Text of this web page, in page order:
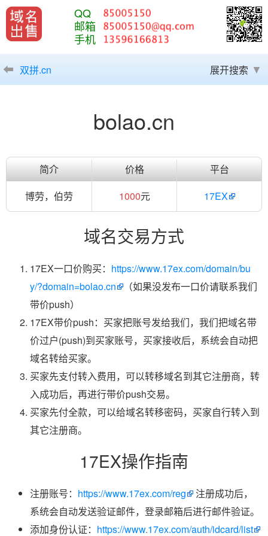
QQ
邮箱
手机
双拼.cn 展开搜索
bolao.cn
简介 价格
平台
博劳，伯劳
1000元 17EX
域名交易方式
17EX一口价购买： https://www.17ex.com/domain/bu
y/?domain=bolao.cn
（如果没发布一口价请联系我们
带价push）
17EX带价push：买家把账号发给我们，我们把域名带
价过户(push)到买家账号，买家接收后，系统会自动把
域名转给买家。
买家先支付转入费用，可以转移域名到其它注册商，转
入成功后，再进行带价push交易。
买家先付全款，可以给域名转移密码，买家自行转入到
其它注册商。
17EX操作指南
注册账号： https://www.17ex.com/reg
注册成功后，
系统会自动发送验证邮件，登录邮箱后进行邮件验证。
添加身份认证： https://www.17ex.com/auth/idcard/list